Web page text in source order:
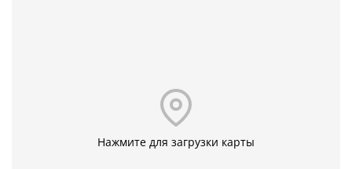
Нажмите для загрузки карты